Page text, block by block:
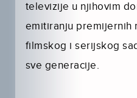
televizije u njihovim
emitiranju premijernih
filmskog i serijskog
sve generacije.